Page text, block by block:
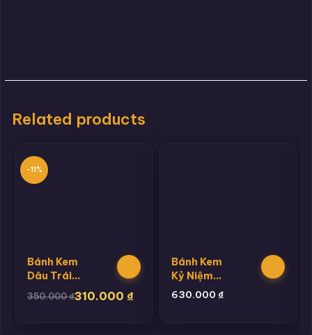
Related products
-11%
Bánh Kem
Dâu Trái
Cây
350.000₫310.000 ₫
Bánh Kem
Kỷ Niệm
Trái Cây
630.000 ₫